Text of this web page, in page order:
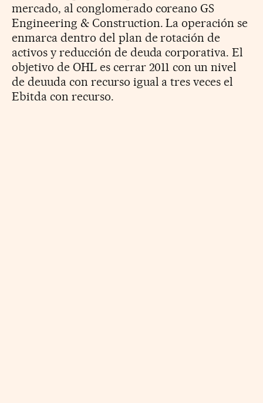
mercado, al conglomerado coreano GS
Engineering & Construction. La operación se
enmarca dentro del plan de rotación de
activos y reducción de deuda corporativa. El
objetivo de OHL es cerrar 2011 con un nivel
de deuuda con recurso igual a tres veces el
Ebitda con recurso.